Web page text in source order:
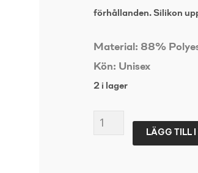
förhållanden. Silikon
Material: 88%
Kön: Unisex
2 i lager
CRAFT
LÄGG TILL